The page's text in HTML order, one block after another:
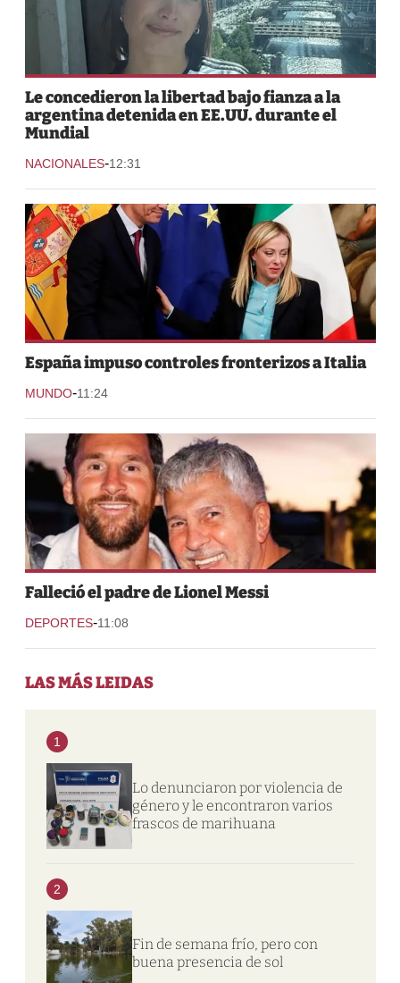
Le concedieron la libertad bajo fianza a la
argentina detenida en EE.UU. durante el
Mundial
NACIONALES-12:31
España impuso controles fronterizos a Italia
MUNDO-11:24
Falleció el padre de Lionel Messi
DEPORTES-11:08
LAS MÁS LEIDAS
1
Lo denunciaron por violencia de
género y le encontraron varios
frascos de marihuana
2
Fin de semana frío, pero con
buena presencia de sol